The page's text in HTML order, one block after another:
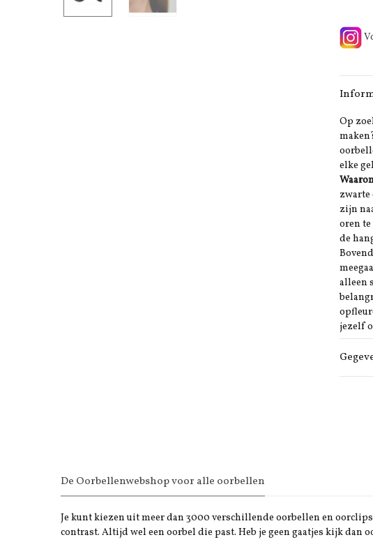
Op
elke
zwarte
zijn
oren
de
alleen
jezelf
De Oorbellenwebshop voor alle oorbellen
Je kunt kiezen uit meer dan 3000 verschillende oorbellen en
contrast. Altijd wel een oorbel die past. Heb je geen gaatjes kijk dan